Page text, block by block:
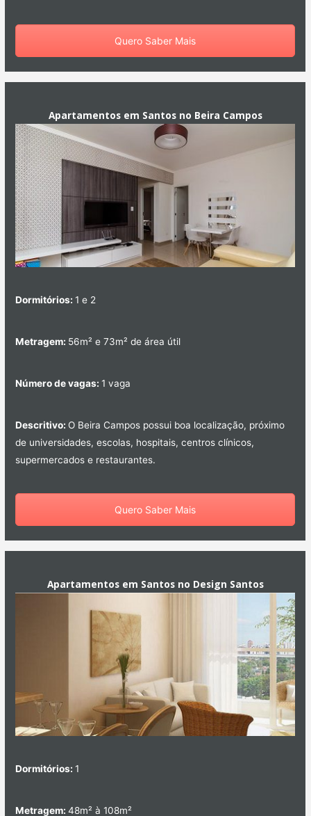
Quero Saber Mais
Apartamentos em Santos no Beira Campos
Dormitórios: 1 e 2
Metragem: 56m² e 73m² de área útil
Número de vagas: 1 vaga
Descritivo: O Beira Campos possui boa localização, próximo
de universidades, escolas, hospitais, centros clínicos,
supermercados e restaurantes.
Quero Saber Mais
Apartamentos em Santos no Design Santos
Dormitórios: 1
Metragem: 48m² à 108m²